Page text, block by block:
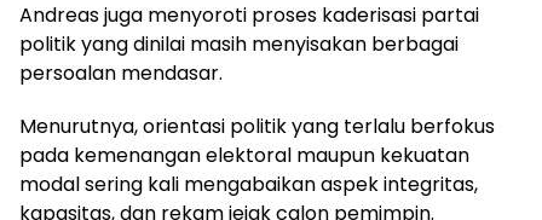
Andreas juga menyoroti proses kaderisasi partai
politik yang dinilai masih menyisakan berbagai
persoalan mendasar.
Menurutnya, orientasi politik yang terlalu berfokus
pada kemenangan elektoral maupun kekuatan
modal sering kali mengabaikan aspek integritas,
kapasitas, dan rekam jejak calon pemimpin.